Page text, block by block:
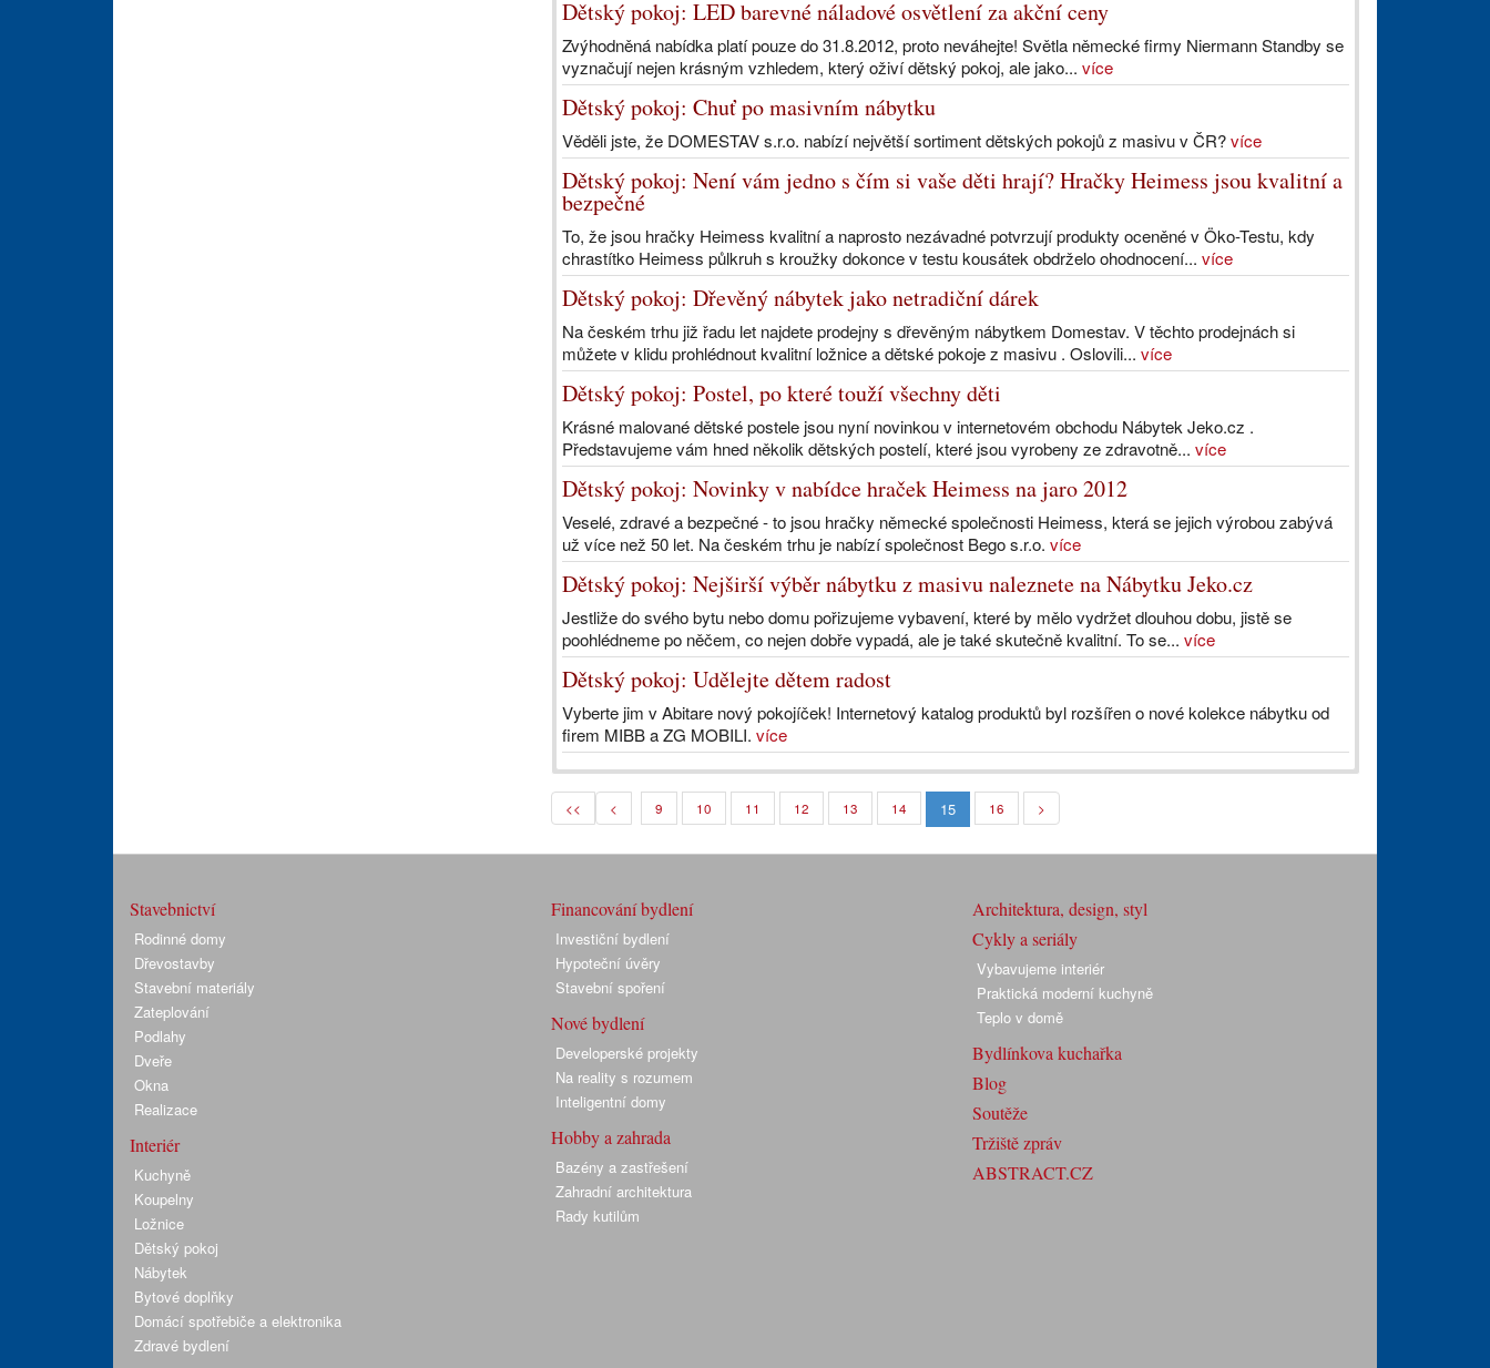
Dětský pokoj: LED barevné náladové osvětlení za akční ceny
Zvýhodněná nabídka platí pouze do 31.8.2012, proto neváhejte! Světla německé firmy Niermann Standby se
vyznačují nejen krásným vzhledem, který oživí dětský pokoj, ale jako... více
Dětský pokoj: Chuť po masivním nábytku
Věděli jste, že DOMESTAV s.r.o. nabízí největší sortiment dětských pokojů z masivu v ČR?více
Dětský pokoj: Není vám jedno s čím si vaše děti hrají? Hračky Heimess jsou kvalitní a
bezpečné
To, že jsou hračky Heimess kvalitní a naprosto nezávadné potvrzují produkty oceněné v Öko-Testu, kdy
chrastítko Heimess půlkruh s kroužky dokonce v testu kousátek obdrželo ohodnocení... více
Dětský pokoj: Dřevěný nábytek jako netradiční dárek
Na českém trhu již řadu let najdete prodejny s dřevěným nábytkem Domestav. V těchto prodejnách si
můžete v klidu prohlédnout kvalitní ložnice a dětské pokoje z masivu . Oslovili... více
Dětský pokoj: Postel, po které touží všechny děti
Krásné malované dětské postele jsou nyní novinkou v internetovém obchodu Nábytek Jeko.cz .
Představujeme vám hned několik dětských postelí, které jsou vyrobeny ze zdravotně... více
Dětský pokoj: Novinky v nabídce hraček Heimess na jaro 2012
Veselé, zdravé a bezpečné - to jsou hračky německé společnosti Heimess, která se jejich výrobou zabývá
už více než 50 let. Na českém trhu je nabízí společnost Bego s.r.o. více
Dětský pokoj: Nejširší výběr nábytku z masivu naleznete na Nábytku Jeko.cz
Jestliže do svého bytu nebo domu pořizujeme vybavení, které by mělo vydržet dlouhou dobu, jistě se
poohlédneme po něčem, co nejen dobře vypadá, ale je také skutečně kvalitní. To se... více
Dětský pokoj: Udělejte dětem radost
Vyberte jim v Abitare nový pokojíček! Internetový katalog produktů byl rozšířen o nové kolekce nábytku od
firem MIBB a ZG MOBILI. více
<< < 9 10 11 12 13 14 15 16 >
Stavebnictví
Rodinné domy
Dřevostavby
Stavební materiály
Zateplování
Podlahy
Dveře
Okna
Realizace
Interiér
Kuchyně
Koupelny
Ložnice
Dětský pokoj
Nábytek
Bytové doplňky
Domácí spotřebiče a elektronika
Zdravé bydlení
Financování bydlení
Investiční bydlení
Hypoteční úvěry
Stavební spoření
Nové bydlení
Developerské projekty
Na reality s rozumem
Inteligentní domy
Hobby a zahrada
Bazény a zastřešení
Zahradní architektura
Rady kutilům
Architektura, design, styl
Cykly a seriály
Vybavujeme interiér
Praktická moderní kuchyně
Teplo v domě
Bydlínkova kuchařka
Blog
Soutěže
Tržiště zpráv
ABSTRACT.CZ